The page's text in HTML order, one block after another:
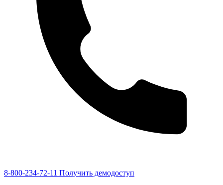
8-800-234-72-11 Получить демодоступ